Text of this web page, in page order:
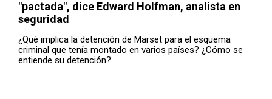
"pactada", dice Edward Holfman, analista en
seguridad
¿Qué implica la detención de Marset para el esquema
criminal que tenía montado en varios países? ¿Cómo se
entiende su detención?